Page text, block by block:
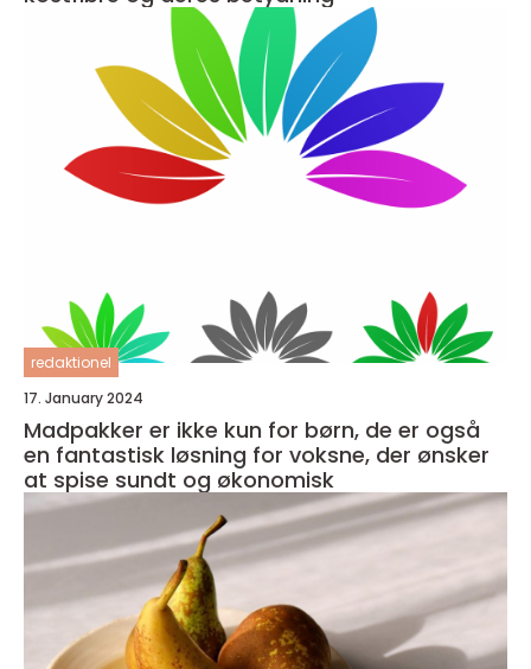
redaktionel
17. January 2024
Madpakker er ikke kun for børn, de er også
en fantastisk løsning for voksne, der ønsker
at spise sundt og økonomisk